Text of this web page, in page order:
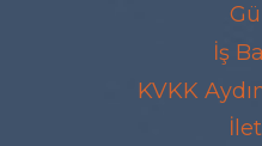
İş
KVKK